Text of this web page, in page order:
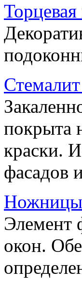
покрыта
краски.
фасадов
Ножницы
Элемент
окон.